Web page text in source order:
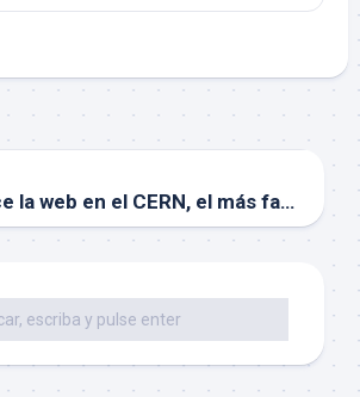
1990: nace la web en el CERN, el más famoso laboratorio de física